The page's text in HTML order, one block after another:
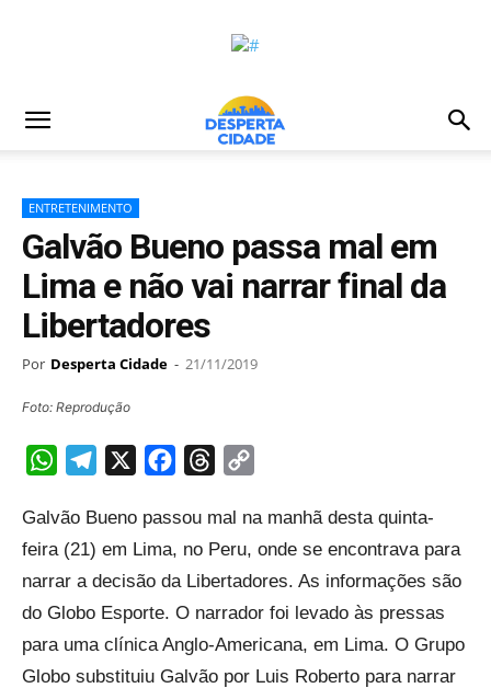
ENTRETENIMENTO
Galvão Bueno passa mal em
Lima e não vai narrar final da
Libertadores
Por Desperta Cidade - 21/11/2019
Foto: Reprodução
WhatsAppTelegram FacebookThreads
Galvão Bueno passou mal na manhã desta quinta-
feira (21) em Lima, no Peru, onde se encontrava para
narrar a decisão da Libertadores. As informações são
do Globo Esporte. O narrador foi levado às pressas
para uma clínica Anglo-Americana, em Lima. O Grupo
Globo substituiu Galvão por Luis Roberto para narrar